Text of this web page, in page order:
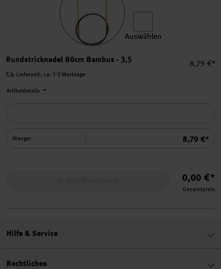
Auswählen
Rundstricknadel 80cm Bambus - 3,5
8,79 €*
Summe
8,79 €*
Lieferzeit: ca. 1-3 Werktage
Artikeldetails
Menge:
0,00 €*
Gesamtpreis
Hilfe & Service
Rechtliches